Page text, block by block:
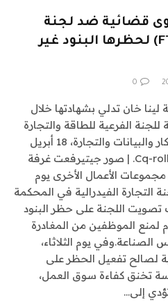
قضائية ضد لجنة
التجارة الفيدرالية (FTC) لحظرها البنود غير
0
لينا خان تدلي بشهادتها خلال
الفرعية للطاقة والتجارة
بمجلس النواب المعنية بالابتكار والبيانات والتجارة، 18 أبريل
2023.توم ويليامز | Cq-roll Call, Inc. | صور جيتيرفعت غرفة
مجموعات الأعمال الأخرى يوم
التجارة الفيدرالية في المحكمة
اللجنة على حظر البنود
لمنع الموظفين من المغادرة
يوم الثلاثاء،
لصالح تفعيل الحظر على
تخنق كفاءة سوق العمل،
إلى…